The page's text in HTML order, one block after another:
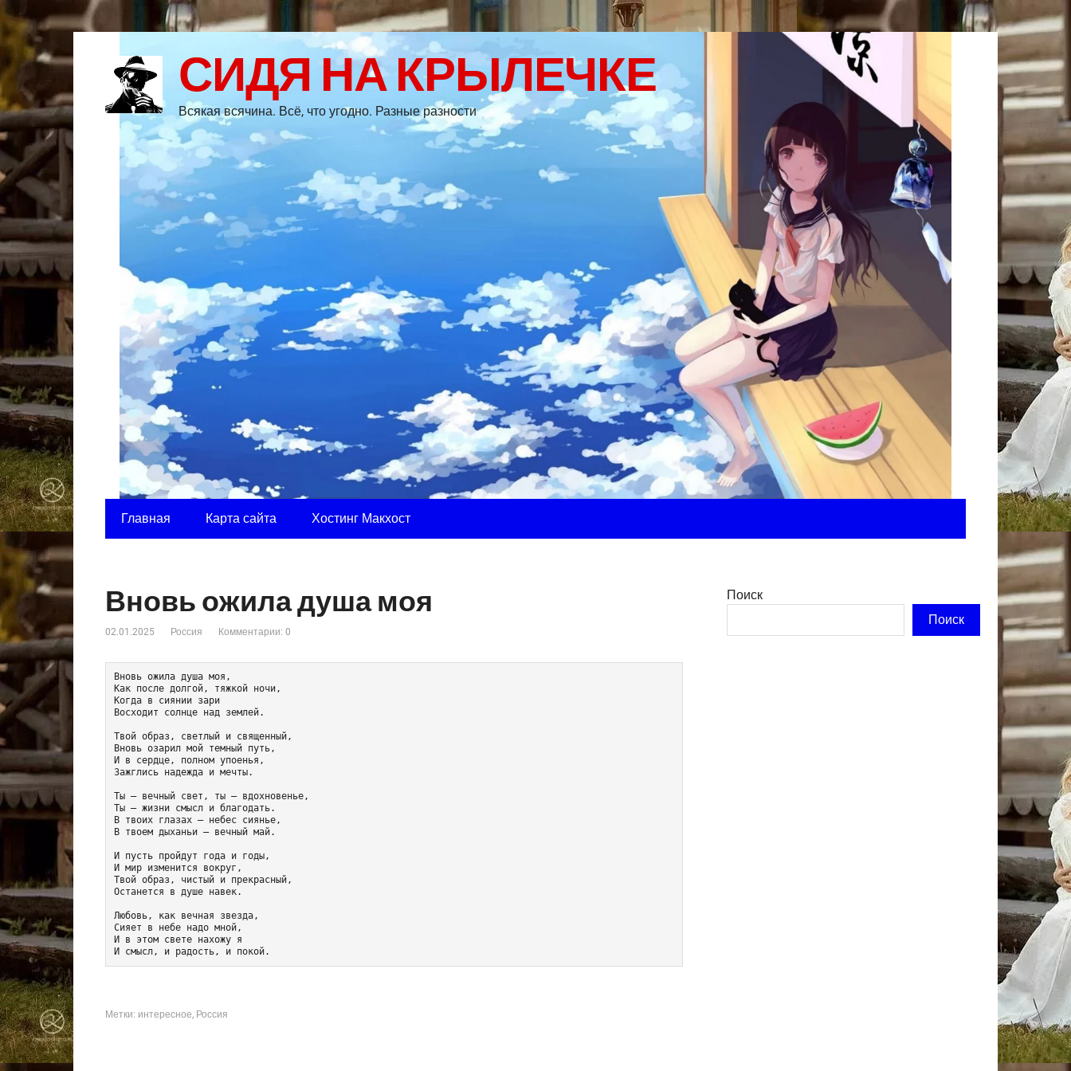
СИДЯ НА КРЫЛЕЧКЕ
Всякая всячина. Всё, что угодно. Разные разности
Главная Карта сайта Хостинг Макхост
Вновь ожила душа моя
02.01.2025 Россия Комментарии: 0
Вновь ожила душа моя,
Как после долгой, тяжкой ночи,
Когда в сиянии зари
Восходит солнце над землей.
Твой образ, светлый и священный,
Вновь озарил мой темный путь,
И в сердце, полном упоенья,
Зажглись надежда и мечты.
Ты — вечный свет, ты — вдохновенье,
Ты — жизни смысл и благодать.
В твоих глазах — небес сиянье,
В твоем дыханьи — вечный май.
И пусть пройдут года и годы,
И мир изменится вокруг,
Твой образ, чистый и прекрасный,
Останется в душе навек.
Любовь, как вечная звезда,
Сияет в небе надо мной,
И в этом свете нахожу я
И смысл, и радость, и покой.
Метки: интересное, Россия
Поиск
Поиск